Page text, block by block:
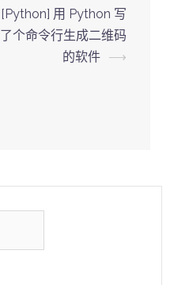
[Python] 用 Python 写
了个命令行生成二维码
的软件 ⟶